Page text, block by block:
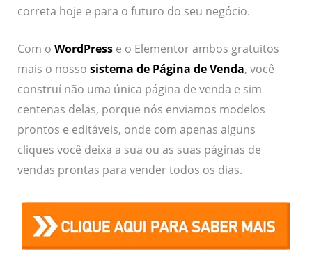
correta hoje e para o futuro do seu negócio.
Com o WordPresse o Elementor ambos gratuitos
mais o nosso sistema de Página de Venda, você
construí não uma única página de venda e sim
centenas delas, porque nós enviamos modelos
prontos e editáveis, onde com apenas alguns
cliques você deixa a sua ou as suas páginas de
vendas prontas para vender todos os dias.